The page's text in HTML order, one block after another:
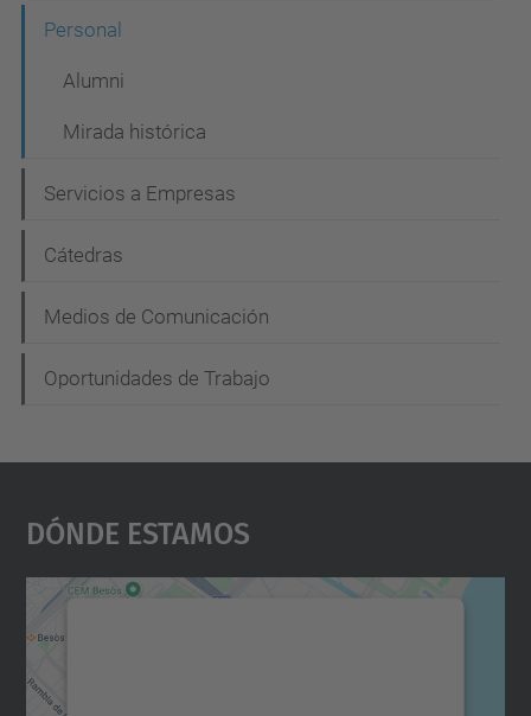
n
Personal
Alumni
Mirada histórica
Servicios a Empresas
Cátedras
Medios de Comunicación
Oportunidades de Trabajo
Dónde Estamos